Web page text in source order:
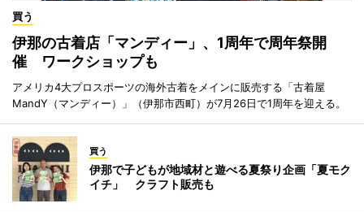
買う
伊那の古着店「マンディー」、1周年で周年祭開
催 ワークショップも
アメリカ4大プロスポーツの海外古着をメインに販売する「古着屋
MandY（マンディー）」（伊那市西町）が7月26日で1周年を迎える。
買う
伊那で子どもが地域材と遊べる夏祭り企画「夏モク
イチ」 クラフト販売も